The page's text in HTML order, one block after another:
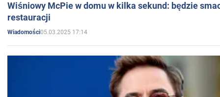
Wiśniowy McPie w domu w kilka sekund: będzie
restauracji
Wiadomości05.03.2025 17:14